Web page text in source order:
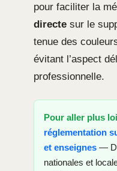
pour faciliter la
directe sur le
tenue des
évitant l’aspect
professionnelle.
Pour aller plus
réglementation
et enseignes —
nationales et